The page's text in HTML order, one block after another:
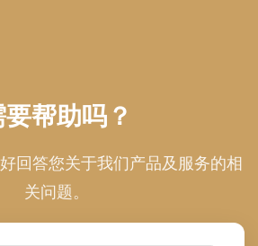
要帮助吗？
回答您关于我们产品及服务的相
关问题。